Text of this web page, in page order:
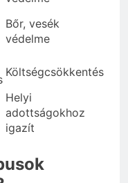
Bőr, vesék
védelme
Költségcsökkentés
Helyi
adottságokhoz
igazít